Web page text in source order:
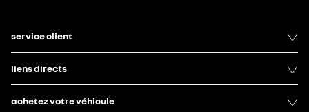
service client
liens directs
achetez votre véhicule